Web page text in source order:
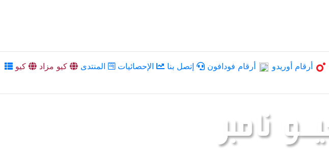
أرقام أوريدو أرقام فودافون إتصل بنا الإحصائيات المنتدى كيو مزاد
كيو